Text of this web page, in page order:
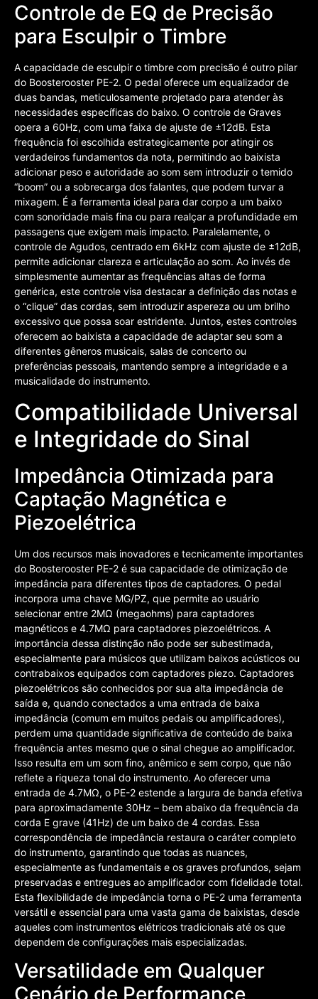
Controle de EQ de Precisão
para Esculpir o Timbre
A capacidade de esculpir o timbre com precisão é outro pilar
do Boosterooster PE-2. O pedal oferece um equalizador de
duas bandas, meticulosamente projetado para atender às
necessidades específicas do baixo. O controle de Graves
opera a 60Hz, com uma faixa de ajuste de ±12dB. Esta
frequência foi escolhida estrategicamente por atingir os
verdadeiros fundamentos da nota, permitindo ao baixista
adicionar peso e autoridade ao som sem introduzir o temido
“boom” ou a sobrecarga dos falantes, que podem turvar a
mixagem. É a ferramenta ideal para dar corpo a um baixo
com sonoridade mais fina ou para realçar a profundidade em
passagens que exigem mais impacto. Paralelamente, o
controle de Agudos, centrado em 6kHz com ajuste de ±12dB,
permite adicionar clareza e articulação ao som. Ao invés de
simplesmente aumentar as frequências altas de forma
genérica, este controle visa destacar a definição das notas e
o “clique” das cordas, sem introduzir aspereza ou um brilho
excessivo que possa soar estridente. Juntos, estes controles
oferecem ao baixista a capacidade de adaptar seu som a
diferentes gêneros musicais, salas de concerto ou
preferências pessoais, mantendo sempre a integridade e a
musicalidade do instrumento.
Compatibilidade Universal
e Integridade do Sinal
Impedância Otimizada para
Captação Magnética e
Piezoelétrica
Um dos recursos mais inovadores e tecnicamente importantes
do Boosterooster PE-2 é sua capacidade de otimização de
impedância para diferentes tipos de captadores. O pedal
incorpora uma chave MG/PZ, que permite ao usuário
selecionar entre 2MΩ (megaohms) para captadores
magnéticos e 4.7MΩ para captadores piezoelétricos. A
importância dessa distinção não pode ser subestimada,
especialmente para músicos que utilizam baixos acústicos ou
contrabaixos equipados com captadores piezo. Captadores
piezoelétricos são conhecidos por sua alta impedância de
saída e, quando conectados a uma entrada de baixa
impedância (comum em muitos pedais ou amplificadores),
perdem uma quantidade significativa de conteúdo de baixa
frequência antes mesmo que o sinal chegue ao amplificador.
Isso resulta em um som fino, anêmico e sem corpo, que não
reflete a riqueza tonal do instrumento. Ao oferecer uma
entrada de 4.7MΩ, o PE-2 estende a largura de banda efetiva
para aproximadamente 30Hz – bem abaixo da frequência da
corda E grave (41Hz) de um baixo de 4 cordas. Essa
correspondência de impedância restaura o caráter completo
do instrumento, garantindo que todas as nuances,
especialmente as fundamentais e os graves profundos, sejam
preservadas e entregues ao amplificador com fidelidade total.
Esta flexibilidade de impedância torna o PE-2 uma ferramenta
versátil e essencial para uma vasta gama de baixistas, desde
aqueles com instrumentos elétricos tradicionais até os que
dependem de configurações mais especializadas.
Versatilidade em Qualquer
Cenário de Performance